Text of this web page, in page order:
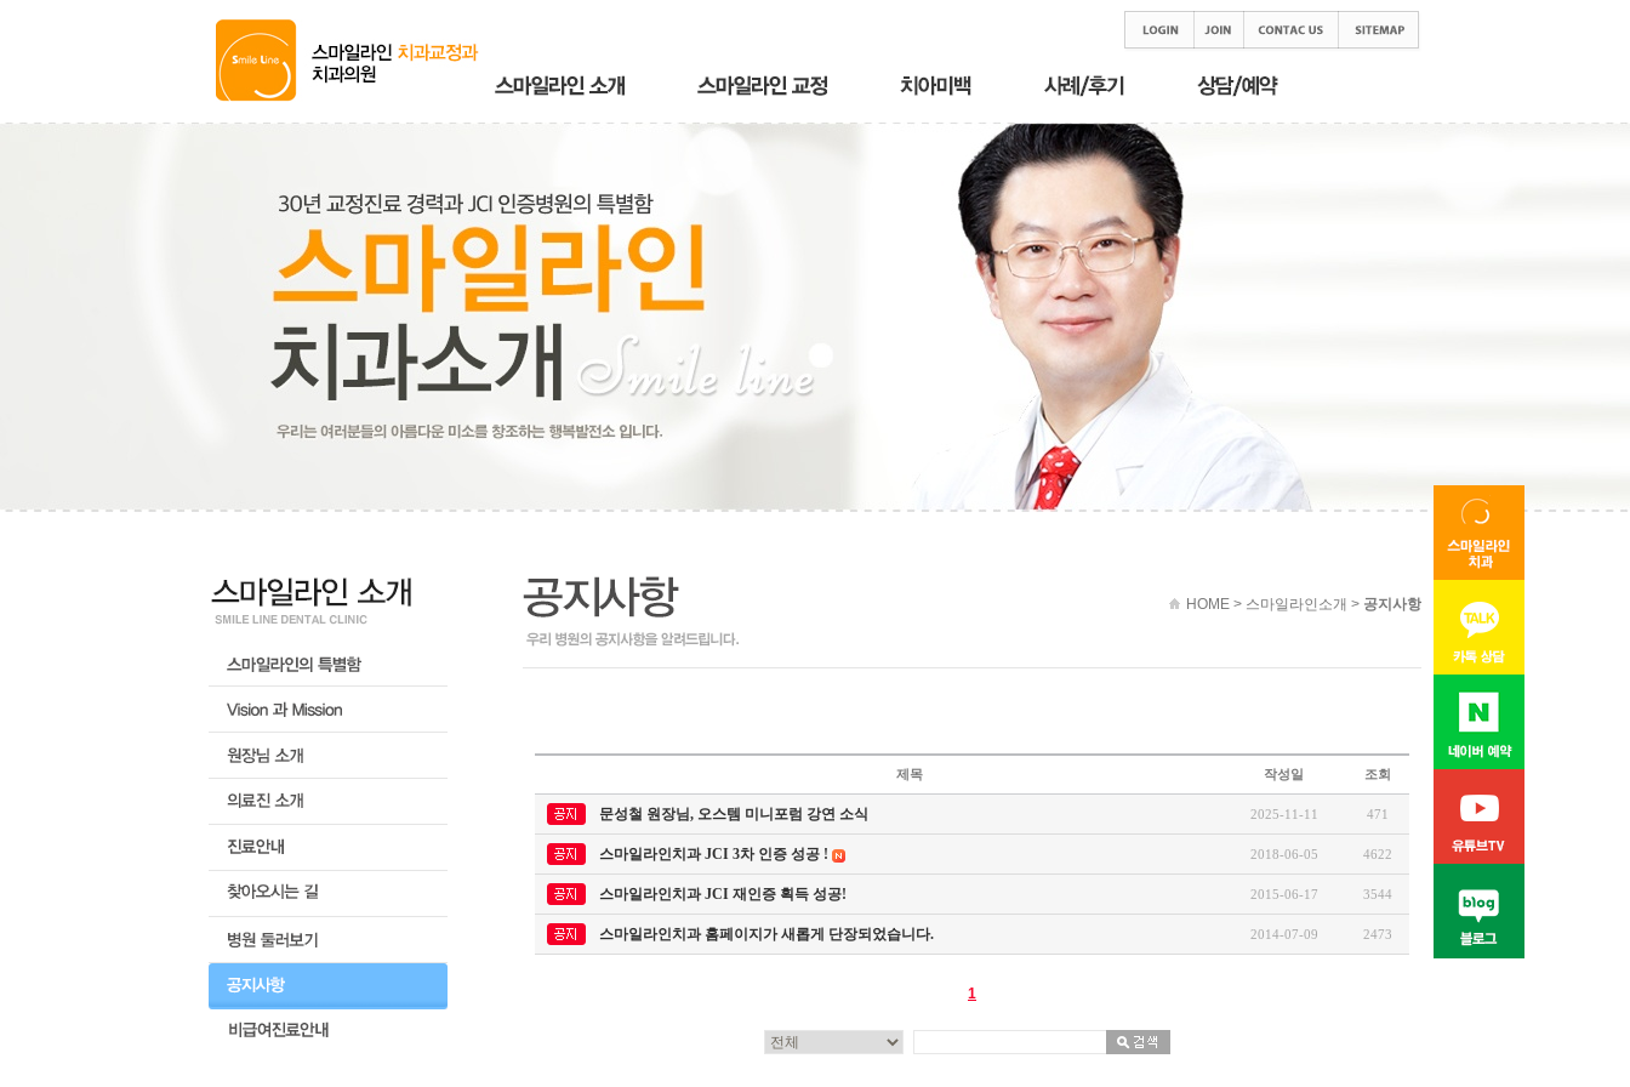
HOME > 스마일라인소개 > 공지사항
제목 작성일 조회
문성철 원장님, 오스템 미니포럼 강연 소식 2025-11-11 471
스마일라인치과 JCI 3차 인증 성공 ! 2018-06-05 4622
스마일라인치과 JCI 재인증 획득 성공! 2015-06-17 3544
스마일라인치과 홈페이지가 새롭게 단장되었습니다. 2014-07-09 2473
1